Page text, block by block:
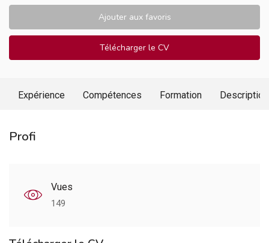
Ajouter aux favoris
Télécharger le CV
Expérience Compétences Formation Description
Profi
Vues
149